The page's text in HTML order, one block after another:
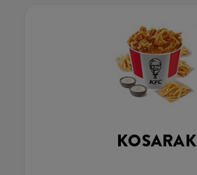
KOSARAK